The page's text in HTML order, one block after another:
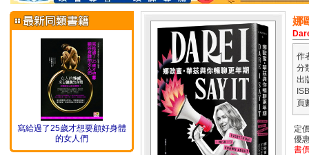
寫給過了25歲才想要顧好身體
的女人們
娜
作
分
出
頁
定
優
書